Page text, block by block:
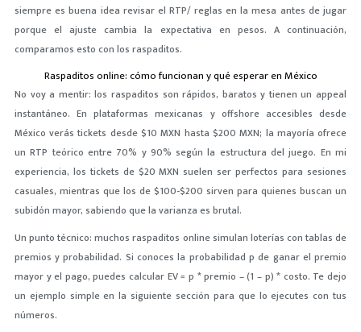
siempre es buena idea revisar el RTP/ reglas en la mesa antes de jugar
porque el ajuste cambia la expectativa en pesos. A continuación,
comparamos esto con los raspaditos.
Raspaditos online: cómo funcionan y qué esperar en México
No voy a mentir: los raspaditos son rápidos, baratos y tienen un appeal
instantáneo. En plataformas mexicanas y offshore accesibles desde
México verás tickets desde $10 MXN hasta $200 MXN; la mayoría ofrece
un RTP teórico entre 70% y 90% según la estructura del juego. En mi
experiencia, los tickets de $20 MXN suelen ser perfectos para sesiones
casuales, mientras que los de $100-$200 sirven para quienes buscan un
subidón mayor, sabiendo que la varianza es brutal.
Un punto técnico: muchos raspaditos online simulan loterías con tablas de
premios y probabilidad. Si conoces la probabilidad p de ganar el premio
mayor y el pago, puedes calcular EV = p * premio – (1 – p) * costo. Te dejo
un ejemplo simple en la siguiente sección para que lo ejecutes con tus
números.